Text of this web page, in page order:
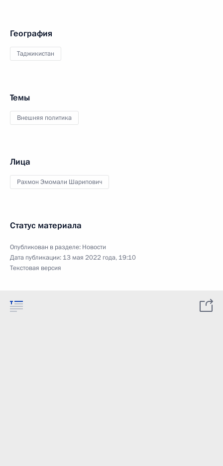
География
Таджикистан
Темы
Внешняя политика
Лица
Рахмон Эмомали Шарипович
Статус материала
Опубликован в разделе: Новости
Дата публикации: 13 мая 2022 года, 19:10
Текстовая версия